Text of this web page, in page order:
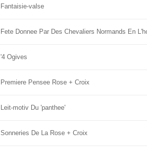
Fantaisie-valse
Fete Donnee Par Des Chevaliers Normands En
'4 Ogives
Premiere Pensee Rose + Croix
Leit-motiv Du 'panthee'
Sonneries De La Rose + Croix